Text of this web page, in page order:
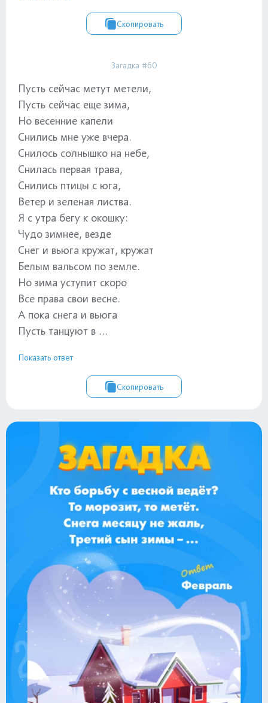
Скопировать
Загадка #60
Пусть сейчас метут метели,
Пусть сейчас еще зима,
Но весенние капели
Снились мне уже вчера.
Снилось солнышко на небе,
Снилась первая трава,
Снились птицы с юга,
Ветер и зеленая листва.
Я с утра бегу к окошку:
Чудо зимнее, везде
Снег и вьюга кружат, кружат
Белым вальсом по земле.
Но зима уступит скоро
Все права свои весне.
А пока снега и вьюга
Пусть танцуют в ...
Показать ответ
Скопировать